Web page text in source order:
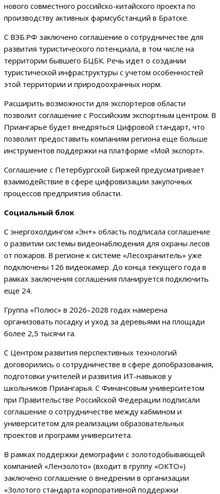
нового совместного российско-китайского проекта по
производству активных фармсубстанций в Братске.
С ВЭБ.РФ заключено соглашение о сотрудничестве для
развития туристического потенциала, в том числе на
территории бывшего БЦБК. Речь идет о создании
туристической инфраструктуры с учетом особенностей
этой территории и природоохранных норм.
Расширить возможности для экспортеров области
позволит соглашение с Российским экспортным центром. В
Приангарье будет внедряться Цифровой стандарт, что
позволит предоставить компаниям региона еще больше
инструментов поддержки на платформе «Мой экспорт».
Соглашение с Петербургской Биржей предусматривает
взаимодействие в сфере цифровизации закупочных
процессов предприятия области.
Социальный блок
С энергохолдингом «Эн+» область подписала соглашение
о развитии системы видеонаблюдения для охраны лесов
от пожаров. В регионе к системе «Лесохранитель» уже
подключены 126 видеокамер. До конца текущего года в
рамках заключения соглашения планируется подключить
еще 24.
Группа «Полюс» в 2026–2028 годах намерена
организовать посадку и уход за деревьями на площади
более 2,5 тысячи га.
С Центром развития перспективных технологий
договорились о сотрудничестве в сфере допобразования,
подготовки учителей и развития ИТ-навыков у
школьников Приангарья. С Финансовым университетом
при Правительстве Российской Федерации подписали
соглашение о сотрудничестве между кабмином и
университетом для реализации образовательных
проектов и программ университета.
В рамках поддержки демографии с золотодобывающей
компанией «Лензолото» (входит в группу «ОКТО»)
заключено соглашение о внедрении в организации
«Золотого стандарта корпоративной поддержки